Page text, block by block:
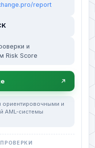
report
и
Risk Score
ориентировочными и
AML-системы